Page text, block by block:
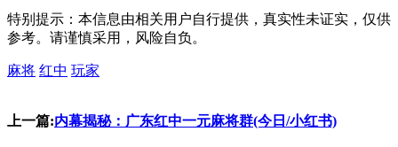
特别提示：本信息由相关用户自行提供，真实性未证实，仅供
参考。请谨慎采用，风险自负。
麻将 红中 玩家
上一篇:内幕揭秘：广东红中一元麻将群(今日/小红书)